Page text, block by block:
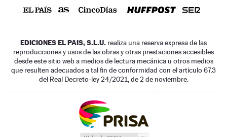
EDICIONES EL PAIS, S.L.U. realiza una reserva expresa de las
reproducciones y usos de las obras y otras prestaciones accesibles
desde este sitio web a medios de lectura mecánica u otros medios
que resulten adecuados a tal fin de conformidad con el artículo 67.3
del Real Decreto-ley 24/2021, de 2 de noviembre.